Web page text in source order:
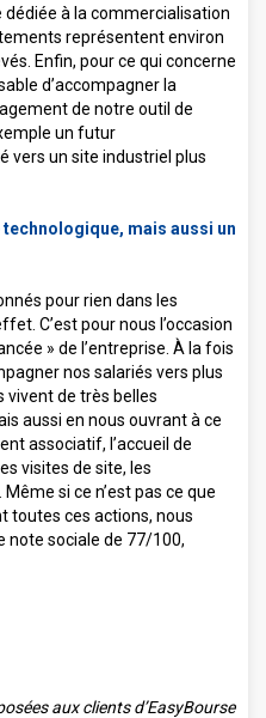
dédiée à la commercialisation
représentent environ
Enfin, pour ce qui concerne
d’accompagner la
de notre outil de
un futur
vers un site industriel plus
technologique, mais aussi un
pour rien dans les
C’est pour nous l’occasion
» de l’entreprise. À la fois
nos salariés vers plus
vivent de très belles
aussi en nous ouvrant à ce
associatif, l’accueil de
visites de site, les
si ce n’est pas ce que
toutes ces actions, nous
note sociale de 77/100,
aux clients d’EasyBourse